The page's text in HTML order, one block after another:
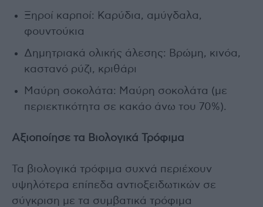
Ξηροί καρποί: Καρύδια, αμύγδαλα,
φουντούκια
Δημητριακά ολικής άλεσης: Βρώμη, κινόα,
καστανό ρύζι, κριθάρι
Μαύρη σοκολάτα: Μαύρη σοκολάτα (με
περιεκτικότητα σε κακάο άνω του 70%).
Αξιοποίησε τα Βιολογικά Τρόφιμα
Τα βιολογικά τρόφιμα συχνά περιέχουν
υψηλότερα επίπεδα αντιοξειδωτικών σε
σύγκριση με τα συμβατικά τρόφιμα